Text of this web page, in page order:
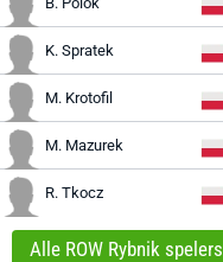
K. Spratek
M. Krotofil
M. Mazurek
R. Tkocz
Alle ROW Rybnik spelers